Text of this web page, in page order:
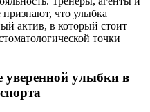
что улыбка
актив, в который стоит
точки
уверенной улыбки в